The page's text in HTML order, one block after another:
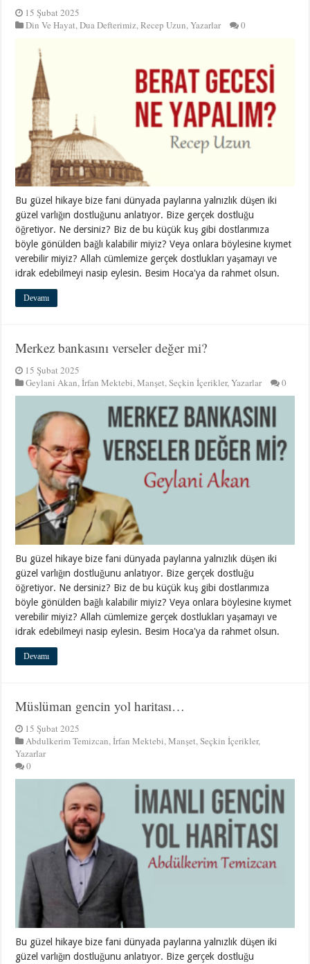
15 Şubat 2025
Din Ve Hayat,Dua Defterimiz,Recep Uzun,Yazarlar 0
Bu güzel hikaye bize fani dünyada paylarına yalnızlık düşen iki
güzel varlığın dostluğunu anlatıyor. Bize gerçek dostluğu
öğretiyor. Ne dersiniz? Biz de bu küçük kuş gibi dostlarımıza
böyle gönülden bağlı kalabilir miyiz? Veya onlara böylesine kıymet
verebilir miyiz? Allah cümlemize gerçek dostlukları yaşamayı ve
idrak edebilmeyi nasip eylesin. Besim Hoca'ya da rahmet olsun.
Devamı
Merkez bankasını verseler değer mi?
15 Şubat 2025
Geylani Akan,İrfan Mektebi,Manşet,Seçkin İçerikler,Yazarlar 0
Bu güzel hikaye bize fani dünyada paylarına yalnızlık düşen iki
güzel varlığın dostluğunu anlatıyor. Bize gerçek dostluğu
öğretiyor. Ne dersiniz? Biz de bu küçük kuş gibi dostlarımıza
böyle gönülden bağlı kalabilir miyiz? Veya onlara böylesine kıymet
verebilir miyiz? Allah cümlemize gerçek dostlukları yaşamayı ve
idrak edebilmeyi nasip eylesin. Besim Hoca'ya da rahmet olsun.
Devamı
Müslüman gencin yol haritası…
15 Şubat 2025
Abdulkerim Temizcan,İrfan Mektebi,Manşet,Seçkin İçerikler,
Yazarlar
0
Bu güzel hikaye bize fani dünyada paylarına yalnızlık düşen iki
güzel varlığın dostluğunu anlatıyor. Bize gerçek dostluğu